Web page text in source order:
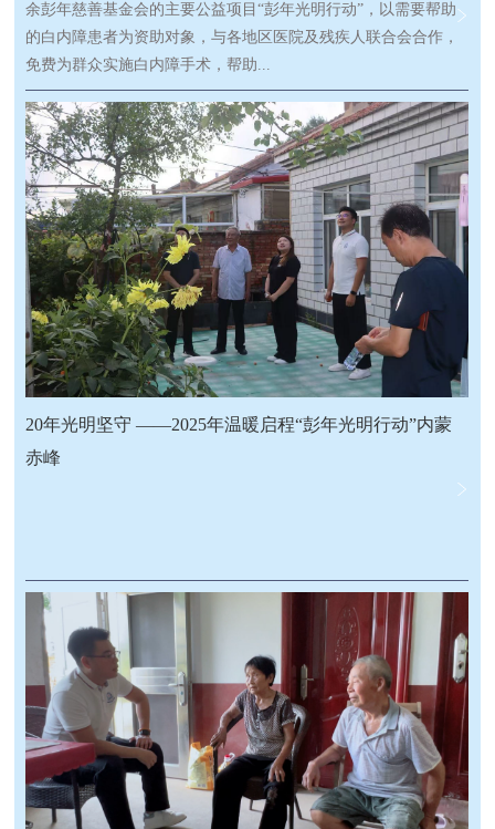
余彭年慈善基金会的主要公益项目“彭年光明行动”，以需要帮助
的白内障患者为资助对象，与各地区医院及残疾人联合会合作，
免费为群众实施白内障手术，帮助...
他们恢复光明。多年来，此项目足迹遍布国内外包括陕西省、甘
肃省、湖南省、重庆市、柬埔寨、朝鲜等超过28个省市、地区，
完成近55万例白内障手术。
20年光明坚守 ——2025年温暖启程“彭年光明行动”内蒙
赤峰